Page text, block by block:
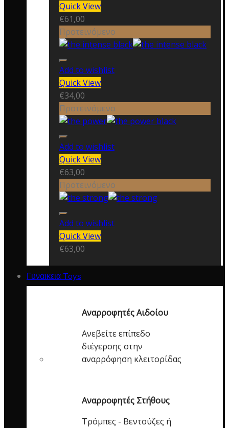
Quick View
€61,00
Προτεινόμενο
Add to wishlist
Quick View
€34,00
Προτεινόμενο
Add to wishlist
Quick View
€63,00
Προτεινόμενο
Add to wishlist
Quick View
€63,00
Γυναικεια Toys
Αναρροφητές Αιδοίου
Ανεβείτε επίπεδο
διέγερσης στην
αναρρόφηση κλειτορίδας
Αναρροφητές Στήθους
Τρόμπες - Βεντούζες ή